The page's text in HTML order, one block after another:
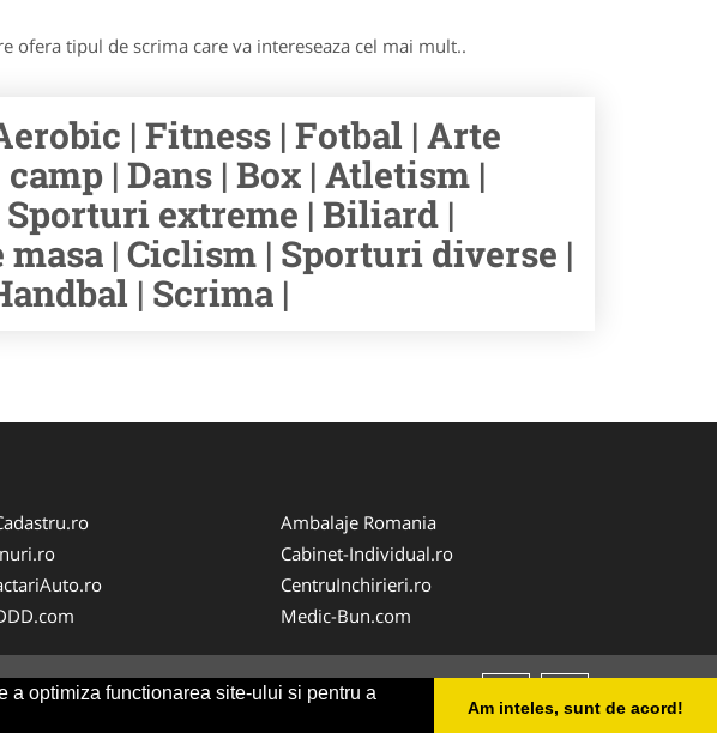
a optimiza functionarea site-ului si pentru a
Am inteles, sunt de acord!
ofera tipul de scrima care va intereseaza cel mai mult..
| Fitness | Fotbal | Arte
| Dans | Box | Atletism |
Sporturi extreme | Biliard |
masa | Ciclism | Sporturi diverse |
| Scrima |
Ambalaje Romania
Cabinet-Individual.ro
CentruInchirieri.ro
Medic-Bun.com